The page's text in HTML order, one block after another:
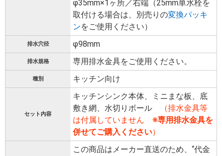
φ35mm×1ヶ所／右端（25mm単水栓を
取付ける場合は、別売りの変換パッキ
ンをご使用ください）
排水穴径 φ98mm
排水規格 専用排水金具をご使用ください。
種別 キッチン向け
セット内容
キッチンシンク本体、ミニまな板、底
敷き網、水切りボール
（排水金具等
は付属していません ※専用排水金具を
併せてご購入ください）
この商品はメーカー直送のため、“代金